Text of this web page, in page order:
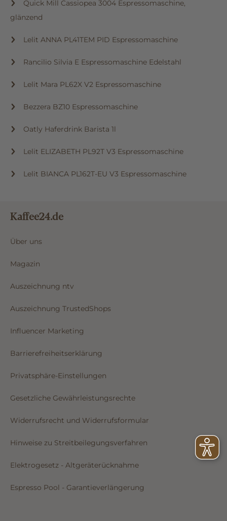
Quick Mill Cassiopea 3004 Espressomaschine,
glänzend
Lelit ANNA PL41TEM PID Espressomaschine
Rancilio Silvia E Espressomaschine Edelstahl
Lelit Mara PL62X V2 Espressomaschine
Bezzera BZ10 Espressomaschine
Oatly Haferdrink Barista 1l
Lelit ELIZABETH PL92T V3 Espressomaschine
Lelit BIANCA PL162T-EU V3 Espressomaschine
Kaffee24.de
Über uns
Magazin
Auszeichnung ntv
Auszeichnung TrustedShops
Influencer Marketing
Barrierefreiheitserklärung
Privatsphäre-Einstellungen
Gesetzliche Gewährleistungsrechte
Widerrufsrecht und Widerrufsformular
Hinweise zu Streitbeilegungsverfahren
Elektrogesetz - Altgeräterücknahme
Espresso Pool - Garantieverlängerung